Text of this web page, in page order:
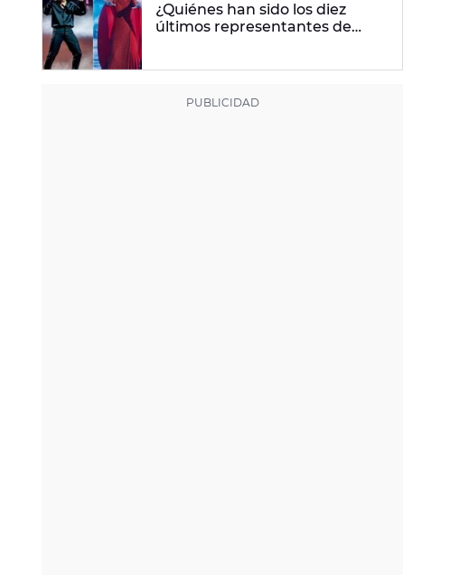
¿Quiénes han sido los diez
últimos representantes de